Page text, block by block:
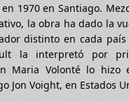
1970 en Santiago.
la obra ha dado la
distinto en cada país
la interpretó por
Maria Volonté lo hizo
Jon Voight, en Estados